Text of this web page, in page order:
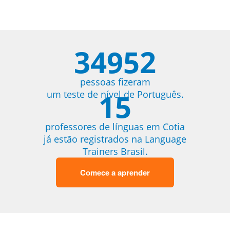
34952
pessoas fizeram
um teste de nível de Português.
15
professores de línguas em Cotia
já estão registrados na Language
Trainers Brasil.
Comece a aprender